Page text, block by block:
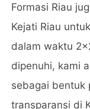
Formasi Riau
Kejati Riau
dalam waktu
dipenuhi, kami
sebagai bentuk
transparansi di